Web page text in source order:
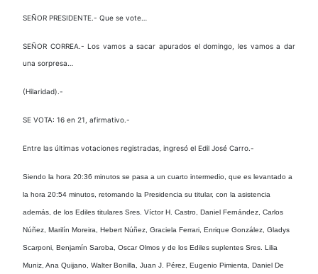
SEÑOR PRESIDENTE.- Que se vote…
SEÑOR CORREA.- Los vamos a sacar apurados el domingo, les vamos a dar
una sorpresa…
(Hilaridad).-
SE VOTA: 16 en 21, afirmativo.-
Entre las últimas votaciones registradas, ingresó el Edil José Carro.-
Siendo la hora 20:36 minutos se pasa a un cuarto intermedio, que es levantado a
la hora 20:54 minutos, retomando la Presidencia su titular, con la asistencia
además, de los Ediles titulares Sres. Víctor H. Castro, Daniel Fernández, Carlos
Núñez, Marilín Moreira, Hebert Núñez, Graciela Ferrari, Enrique González, Gladys
Scarponi, Benjamín Saroba, Oscar Olmos y de los Ediles suplentes Sres. Lilia
Muniz, Ana Quijano, Walter Bonilla, Juan J. Pérez, Eugenio Pimienta, Daniel De